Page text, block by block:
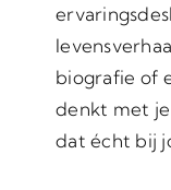
biografie of
denkt met
dat écht bij